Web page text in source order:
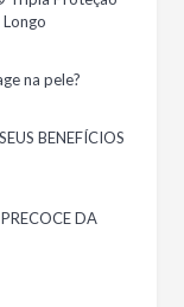
na pele?
BENEFÍCIOS
DA